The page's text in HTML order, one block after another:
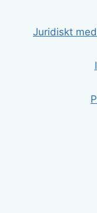
Juridiskt